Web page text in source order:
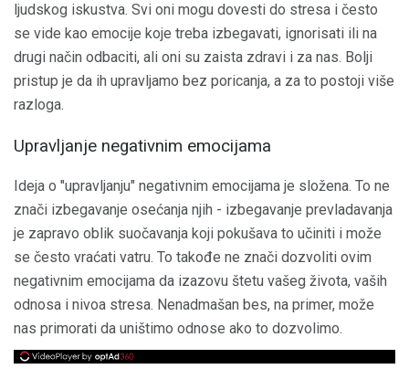
ljudskog iskustva. Svi oni mogu dovesti do stresa i često
se vide kao emocije koje treba izbegavati, ignorisati ili na
drugi način odbaciti, ali oni su zaista zdravi i za nas. Bolji
pristup je da ih upravljamo bez poricanja, a za to postoji više
razloga.
Upravljanje negativnim emocijama
Ideja o "upravljanju" negativnim emocijama je složena. To ne
znači izbegavanje osećanja njih - izbegavanje prevladavanja
je zapravo oblik suočavanja koji pokušava to učiniti i može
se često vraćati vatru. To takođe ne znači dozvoliti ovim
negativnim emocijama da izazovu štetu vašeg života, vaših
odnosa i nivoa stresa. Nenadmašan bes, na primer, može
nas primorati da uništimo odnose ako to dozvolimo.